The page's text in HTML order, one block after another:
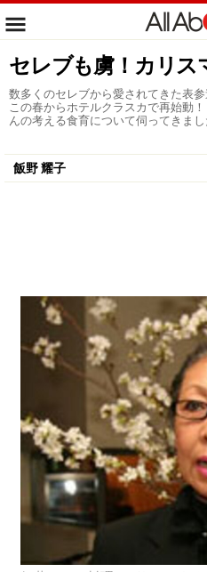
セレブも虜！カリス
数多くのセレブから愛されてきた表
この春からホテルクラスカで再始動
んの考える食育について伺ってきまし
飯野 耀子